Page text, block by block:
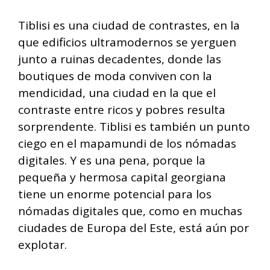
Tiblisi es una ciudad de contrastes, en la
que edificios ultramodernos se yerguen
junto a ruinas decadentes, donde las
boutiques de moda conviven con la
mendicidad, una ciudad en la que el
contraste entre ricos y pobres resulta
sorprendente. Tiblisi es también un punto
ciego en el mapamundi de los nómadas
digitales. Y es una pena, porque la
pequeña y hermosa capital georgiana
tiene un enorme potencial para los
nómadas digitales que, como en muchas
ciudades de Europa del Este, está aún por
explotar.